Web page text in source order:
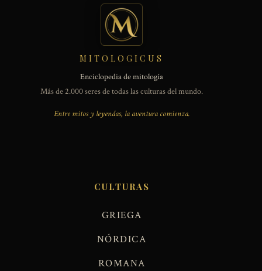
MITOLOGICUS
Enciclopedia de mitología
Más de 2.000 seres de todas las culturas del mundo.
Entre mitos y leyendas, la aventura comienza.
CULTURAS
GRIEGA
NÓRDICA
ROMANA